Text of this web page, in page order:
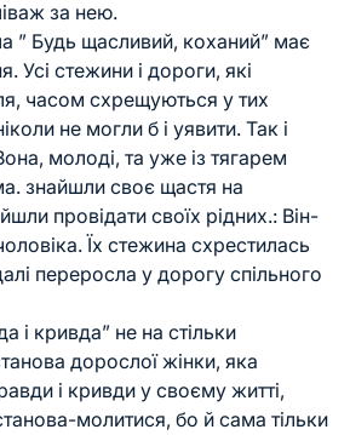
за нею.
” Будь щасливий, коханий” має
Усі стежини і дороги, які
часом схрещуються у тих
не могли б і уявити. Так і
молоді, та уже із тягарем
знайшли своє щастя на
провідати своїх рідних.: Він-
Їх стежина схрестилась
переросла у дорогу спільного
і кривда” не на стільки
дорослої жінки, яка
і кривди у своєму житті,
молитися, бо й сама тільки